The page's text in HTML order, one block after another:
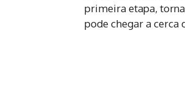
primeira etapa,
pode chegar a cerca